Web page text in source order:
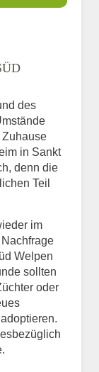
das
des
in Sankt
denn die
Teil
im
Welpen
sollten
oder